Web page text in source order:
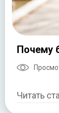
Почему
Читать